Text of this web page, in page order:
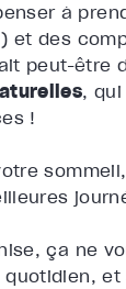
à
et des
peut-être
, qui
!
ça ne